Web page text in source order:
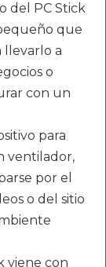
del PC Stick
que
llevarlo a
o
con un
para
ventilador,
por el
o del sitio
viene con